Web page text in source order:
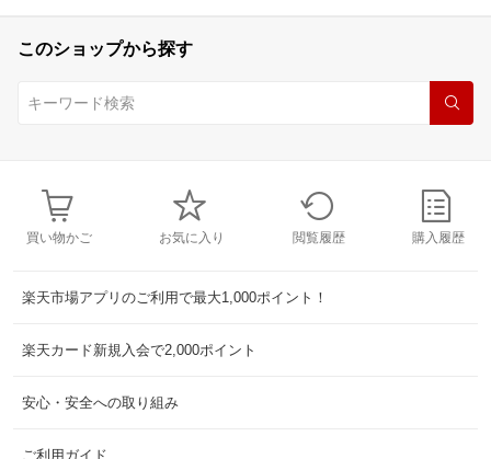
このショップから探す
買い物かご お気に入り 閲覧履歴 購入履歴
楽天市場アプリのご利用で最大1,000ポイント！
楽天カード新規入会で2,000ポイント
安心・安全への取り組み
ご利用ガイド